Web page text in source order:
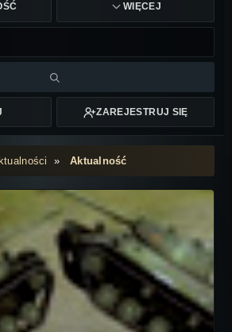
WIĘCEJ
ZAREJESTRUJ SIĘ
»Aktualność